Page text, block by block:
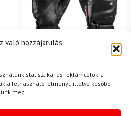
való hozzájárulás
statisztikai és reklámcélokra
a felhasználói élményt, illetve később
meg.
11
3D Mitt